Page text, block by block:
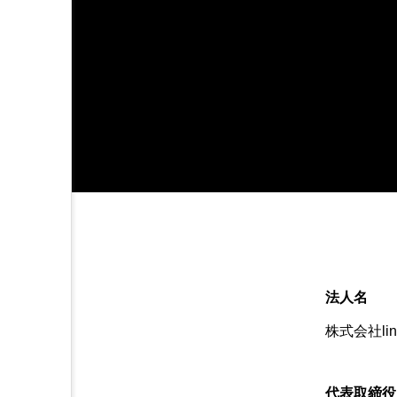
法人名
株式会社
代表取締役